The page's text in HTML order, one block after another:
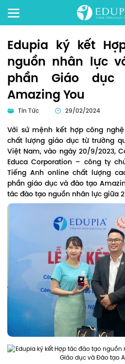
Edupia ký kết
nguồn nhân lực
phần Giáo
Amazing You
Tin Tức 29/02/2024
Với sứ mệnh kết hợp công
chất lượng giáo dục từ trường
Việt Nam, vào ngày 20/9/2023,
Educa Corporation – công ty
Tiếng Anh online chất lượng
phần giáo dục và đào tạo
tác đào tạo nguồn nhân lực giữa